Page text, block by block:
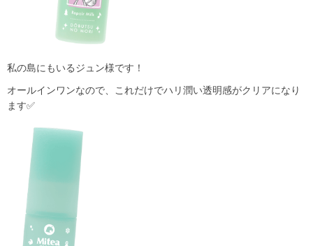
私の島にもいるジュン様です！
オールインワンなので、これだけでハリ潤い透明感がクリアになり
ます✅